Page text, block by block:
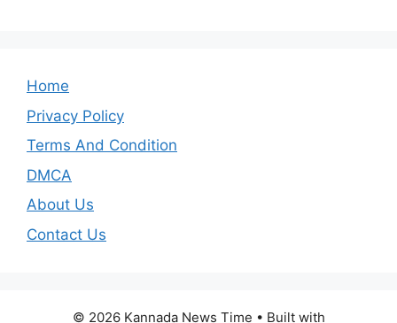
Home
Privacy Policy
Terms And Condition
DMCA
About Us
Contact Us
© 2026 Kannada News Time • Built with